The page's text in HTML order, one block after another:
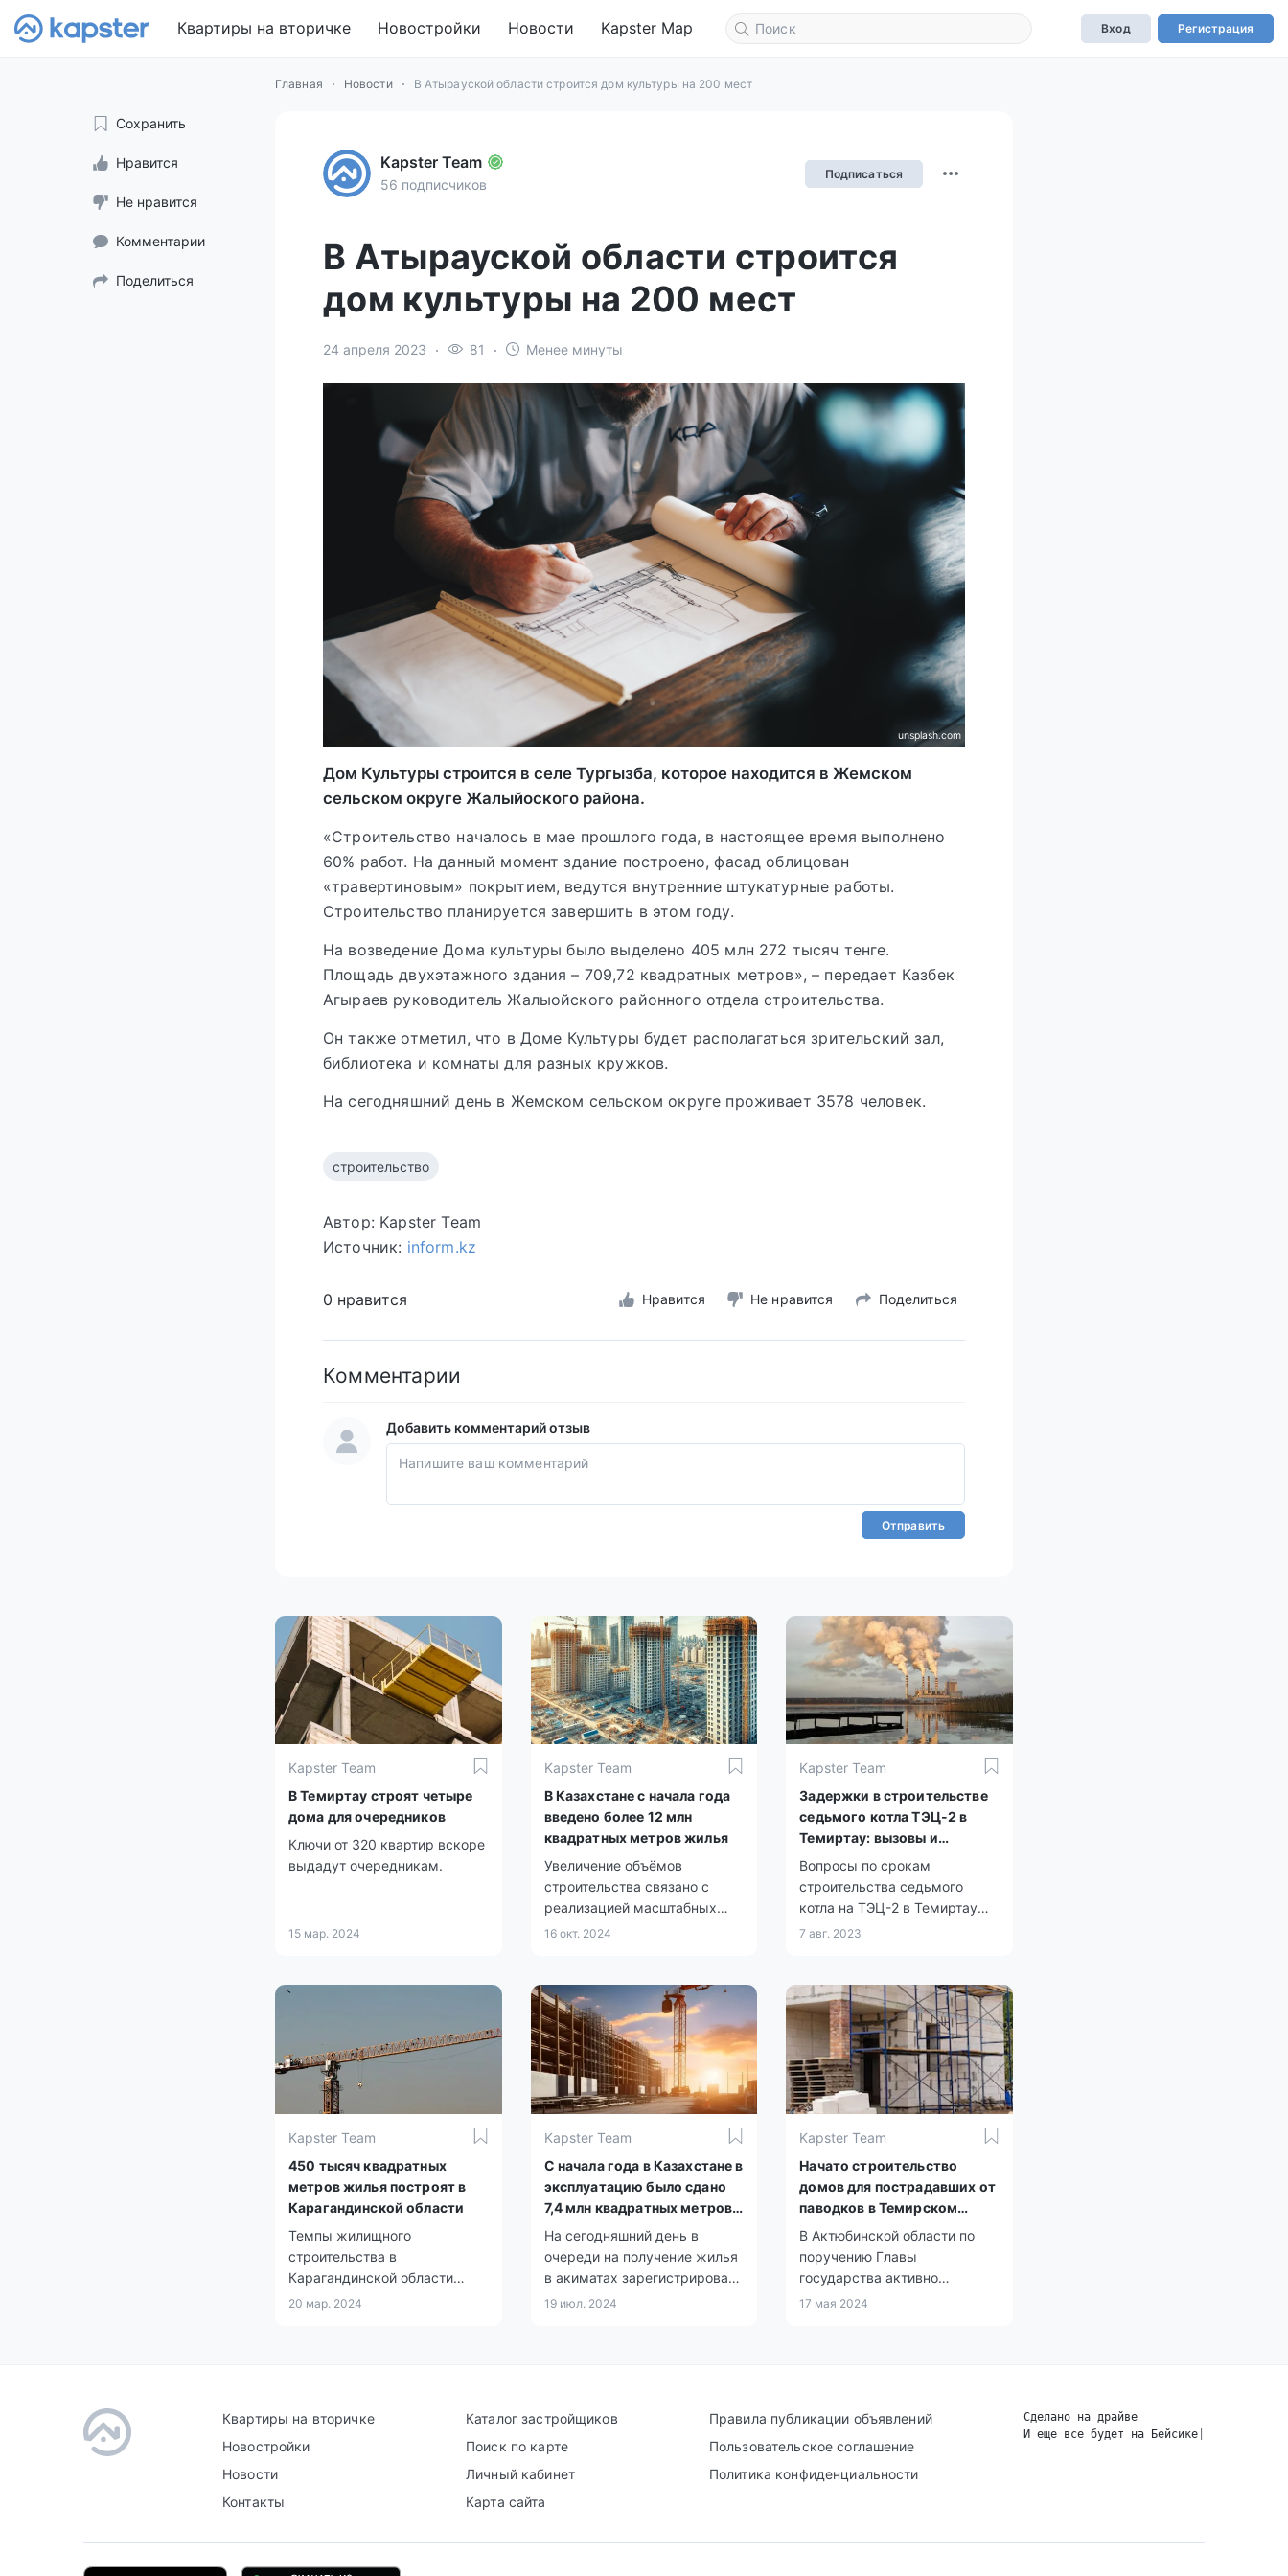
Квартиры на вторичке Новостройки Новости Kapster Map Вход Регистрация
Главная Новости В Атырауской области строится дом культуры на 200 мест
Сохранить
Нравится
Не нравится
Комментарии
Поделиться
Kapster Team
56 подписчиков
Подписаться
В Атырауской области строится
дом культуры на 200 мест
24 апреля 2023 81 Менее минуты
unsplash.com
Дом Культуры строится в селе Тургызба, которое находится в Жемском
сельском округе Жалыйоского района.
«Строительство началось в мае прошлого года, в настоящее время выполнено
60% работ. На данный момент здание построено, фасад облицован
«травертиновым» покрытием, ведутся внутренние штукатурные работы.
Строительство планируется завершить в этом году.
На возведение Дома культуры было выделено 405 млн 272 тысяч тенге.
Площадь двухэтажного здания – 709,72 квадратных метров», – передает Казбек
Агыраев руководитель Жалыойского районного отдела строительства.
Он также отметил, что в Доме Культуры будет располагаться зрительский зал,
библиотека и комнаты для разных кружков.
На сегодняшний день в Жемском сельском округе проживает 3578 человек.
строительство
Автор: Kapster Team
Источник: inform.kz
0 нравится Нравится Не нравится Поделиться
Комментарии
Добавить комментарий отзыв
Отправить
Kapster Team
В Темиртау строят четыре
дома для очередников
Ключи от 320 квартир вскоре
выдадут очередникам.
15 мар. 2024
Kapster Team
В Казахстане с начала года
введено более 12 млн
квадратных метров жилья
Увеличение объёмов
строительства связано с
реализацией масштабных
государственных программ в
16 окт. 2024
Kapster Team
Задержки в строительстве
седьмого котла ТЭЦ-2 в
Темиртау: вызовы и
перспективы
Вопросы по срокам
строительства седьмого
котла на ТЭЦ-2 в Темиртау
становятся все более
графику из-за недостатка
рабочей силы.
7 авг. 2023
Kapster Team
450 тысяч квадратных
метров жилья построят в
Карагандинской области
Темпы жилищного
строительства в
Карагандинской области
продолжают увеличиваться.
20 мар. 2024
Kapster Team
С начала года в Казахстане в
эксплуатацию было сдано
7,4 млн квадратных метров
жилья
На сегодняшний день в
очереди на получение жилья
в акиматах зарегистрировано
более 650 тысяч человек.
19 июл. 2024
Kapster Team
Начато строительство
домов для пострадавших от
паводков в Темирском
районе Актюбинской
В Актюбинской области по
поручению Главы
государства активно
восстанавливают населенные
17 мая 2024
Квартиры на вторичке
Новостройки
Новости
Контакты
Каталог застройщиков
Поиск по карте
Личный кабинет
Карта сайта
Правила публикации объявлений
Пользовательское соглашение
Политика конфиденциальности
Сделано на драйве
И еще все будет на Бейсике